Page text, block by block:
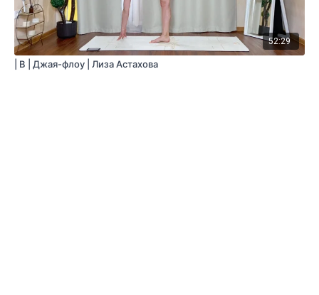
52:29
| B | Джая-флоу | Лиза Астахова